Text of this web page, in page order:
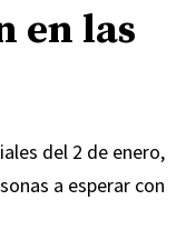
en las
del 2 de enero,
a esperar con